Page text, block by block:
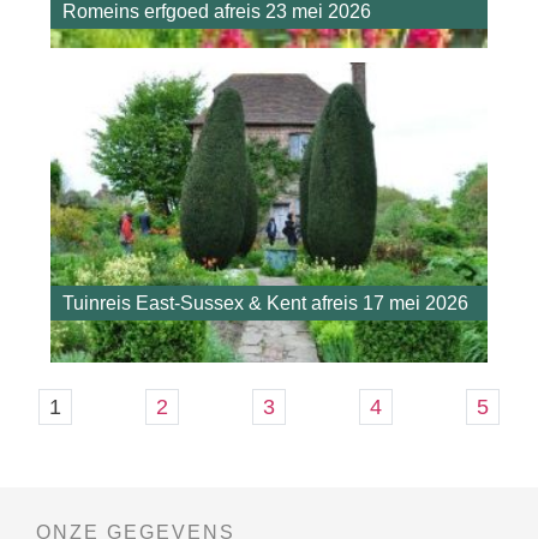
Romeins erfgoed afreis 23 mei 2026
Tuinreis East-Sussex & Kent afreis 17 mei 2026
1 2 3 4 5
ONZE GEGEVENS